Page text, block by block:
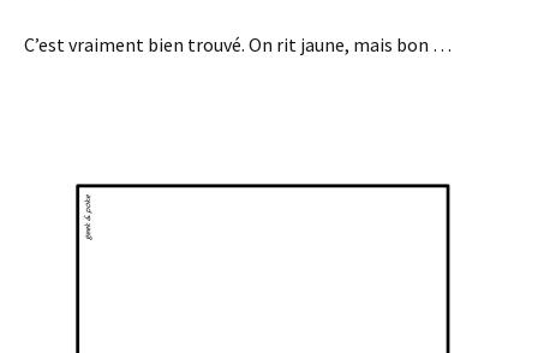
C’est vraiment bien trouvé. On rit jaune, mais bon …